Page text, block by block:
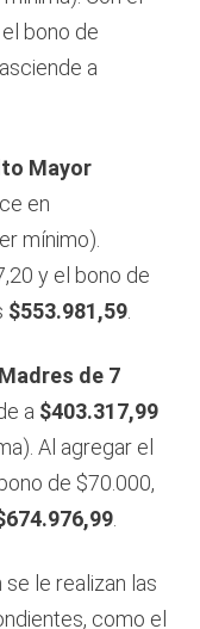
bono de
a
Mayor
en
mínimo).
y el bono de
$553.981,59
de 7
a $403.317,99
Al agregar el
de $70.000,
le realizan las
como el